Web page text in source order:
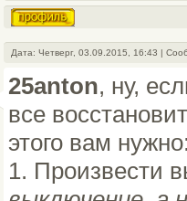
Дата: Четверг, 03.09.2015, 16:43 |
25anton, ну,
все
этого вам
1. Произвести